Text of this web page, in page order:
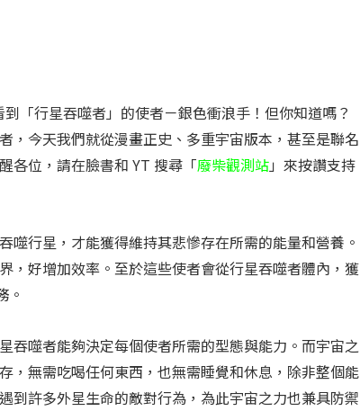
「行星吞噬者」的使者－銀色衝浪手！但你知道嗎？
，今天我們就從漫畫正史、多重宇宙版本，甚至是聯名
各位，請在臉書和 YT 搜尋「廢柴觀測站」來按讚支持
行星，才能獲得維持其悲慘存在所需的能量和營養。
，好增加效率。至於這些使者會從行星吞噬者體內，獲
。
吞噬者能夠決定每個使者所需的型態與能力。而宇宙之
，無需吃喝任何東西，也無需睡覺和休息，除非整個能
到許多外星生命的敵對行為，為此宇宙之力也兼具防禦